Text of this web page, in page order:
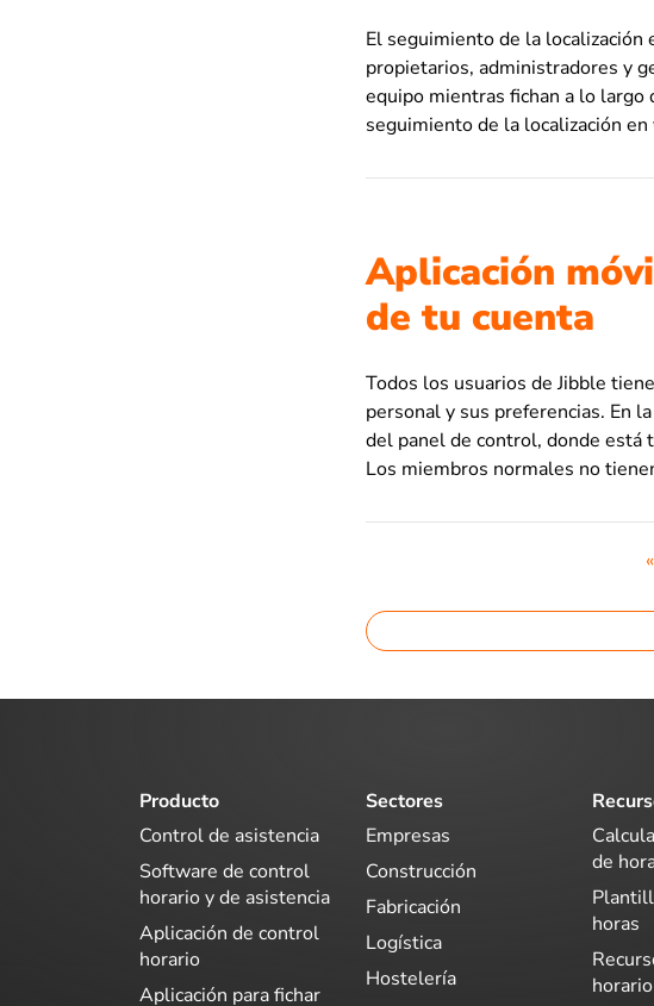
El seguimiento de la
propietarios, administradores y
equipo mientras fichan a lo largo
seguimiento de la localización
Aplicación
de tu cuenta
Todos los usuarios de Jibble
personal y sus preferencias. En
del panel de control, donde está
Los miembros normales no
Producto
Control de asistencia
Software de control
horario y de asistencia
Aplicación de control
horario
Aplicación para fichar
Sectores
Empresas
Construcción
Fabricación
Logística
Hostelería
de
horas
horario